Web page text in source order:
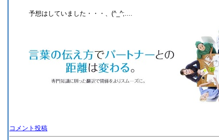
予想はしていました・・・、(^_^;....
コメント投稿